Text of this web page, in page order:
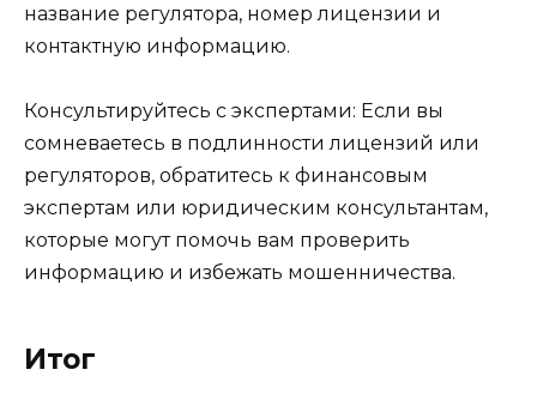
название регулятора, номер лицензии и
контактную информацию.
Консультируйтесь с экспертами: Если вы
сомневаетесь в подлинности лицензий или
регуляторов, обратитесь к финансовым
экспертам или юридическим консультантам,
которые могут помочь вам проверить
информацию и избежать мошенничества.
Итог